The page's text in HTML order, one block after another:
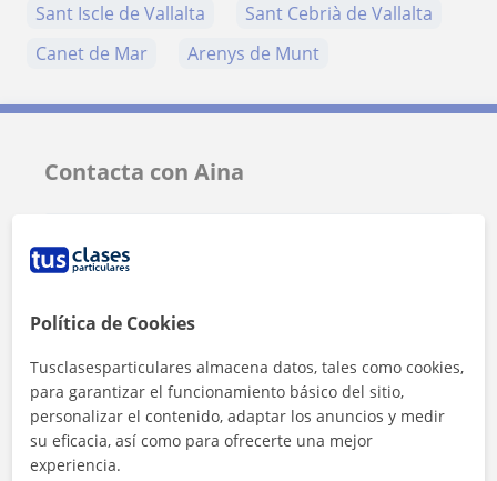
Sant Iscle de Vallalta
Sant Cebrià de Vallalta
Canet de Mar
Arenys de Munt
Contacta con Aina
Política de Cookies
Tusclasesparticulares almacena datos, tales como cookies,
para garantizar el funcionamiento básico del sitio,
personalizar el contenido, adaptar los anuncios y medir
su eficacia, así como para ofrecerte una mejor
experiencia.